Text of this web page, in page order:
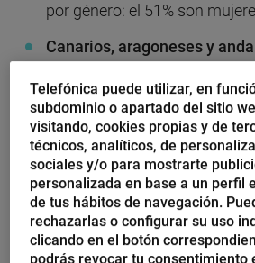
por género: el 51% son
Canarios, aragoneses y
es superior entre los
comunidades autónomas,
castellanoleoneses y gallegos
menos la practican.
Enero-febrero y septiembre-
meses. Estas son las dos
Telefónica puede utilizar, en
subdominio o apartado del sitio
visitando, cookies propias y de
técnicos, analíticos, de
sociales y/o para mostrarte
personalizada en base a un perfil
de tus hábitos de navegación.
rechazarlas o configurar su uso
clicando en el botón
podrás revocar tu consentimiento